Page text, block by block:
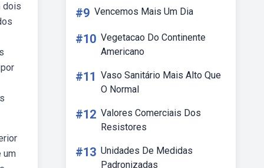
dois
um
#9 Vencemos Mais Um Dia
#10 Vegetacao Do Continente
Americano
#11 Vaso Sanitário Mais Alto Que
O Normal
#12 Valores Comerciais Dos
Resistores
#13 Unidades De Medidas
Padronizadas